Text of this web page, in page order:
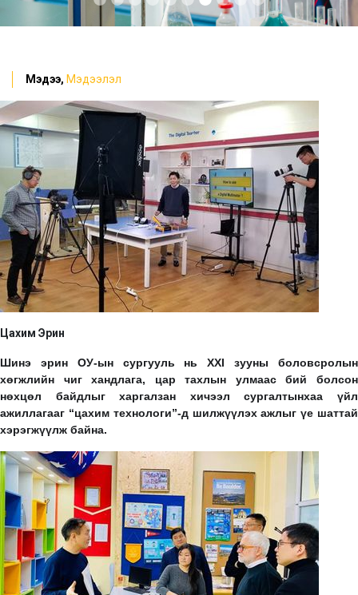
Мэдээ, Мэдээлэл
Цахим Эрин
Шинэ эрин ОУ-ын сургууль нь XXI зууны боловсролын
хөгжлийн чиг хандлага, цар тахлын улмаас бий болсон
нөхцөл байдлыг харгалзан хичээл сургалтынхаа үйл
ажиллагааг “цахим технологи”-д шилжүүлэх ажлыг үе шаттай
хэрэгжүүлж байна.